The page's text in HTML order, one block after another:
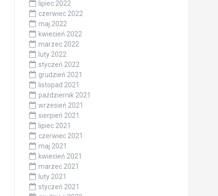
lipiec 2022
czerwiec 2022
maj 2022
kwiecień 2022
marzec 2022
luty 2022
styczeń 2022
grudzień 2021
listopad 2021
październik 2021
wrzesień 2021
sierpień 2021
lipiec 2021
czerwiec 2021
maj 2021
kwiecień 2021
marzec 2021
luty 2021
styczeń 2021